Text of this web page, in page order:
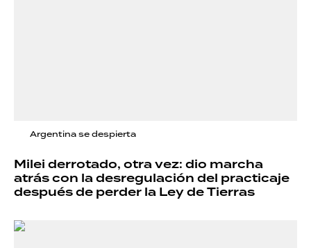
Argentina se despierta
Milei derrotado, otra vez: dio marcha
atrás con la desregulación del practicaje
después de perder la Ley de Tierras